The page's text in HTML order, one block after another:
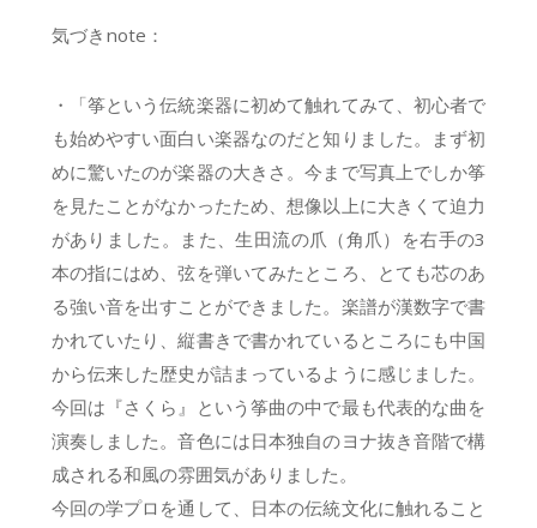
気づきnote：
・「筝という伝統楽器に初めて触れてみて、初心者で
も始めやすい面白い楽器なのだと知りました。まず初
めに驚いたのが楽器の大きさ。今まで写真上でしか筝
を見たことがなかったため、想像以上に大きくて迫力
がありました。また、生田流の爪（角爪）を右手の3
本の指にはめ、弦を弾いてみたところ、とても芯のあ
る強い音を出すことができました。楽譜が漢数字で書
かれていたり、縦書きで書かれているところにも中国
から伝来した歴史が詰まっているように感じました。
今回は『さくら』という筝曲の中で最も代表的な曲を
演奏しました。音色には日本独自のヨナ抜き音階で構
成される和風の雰囲気がありました。
今回の学プロを通して、日本の伝統文化に触れること